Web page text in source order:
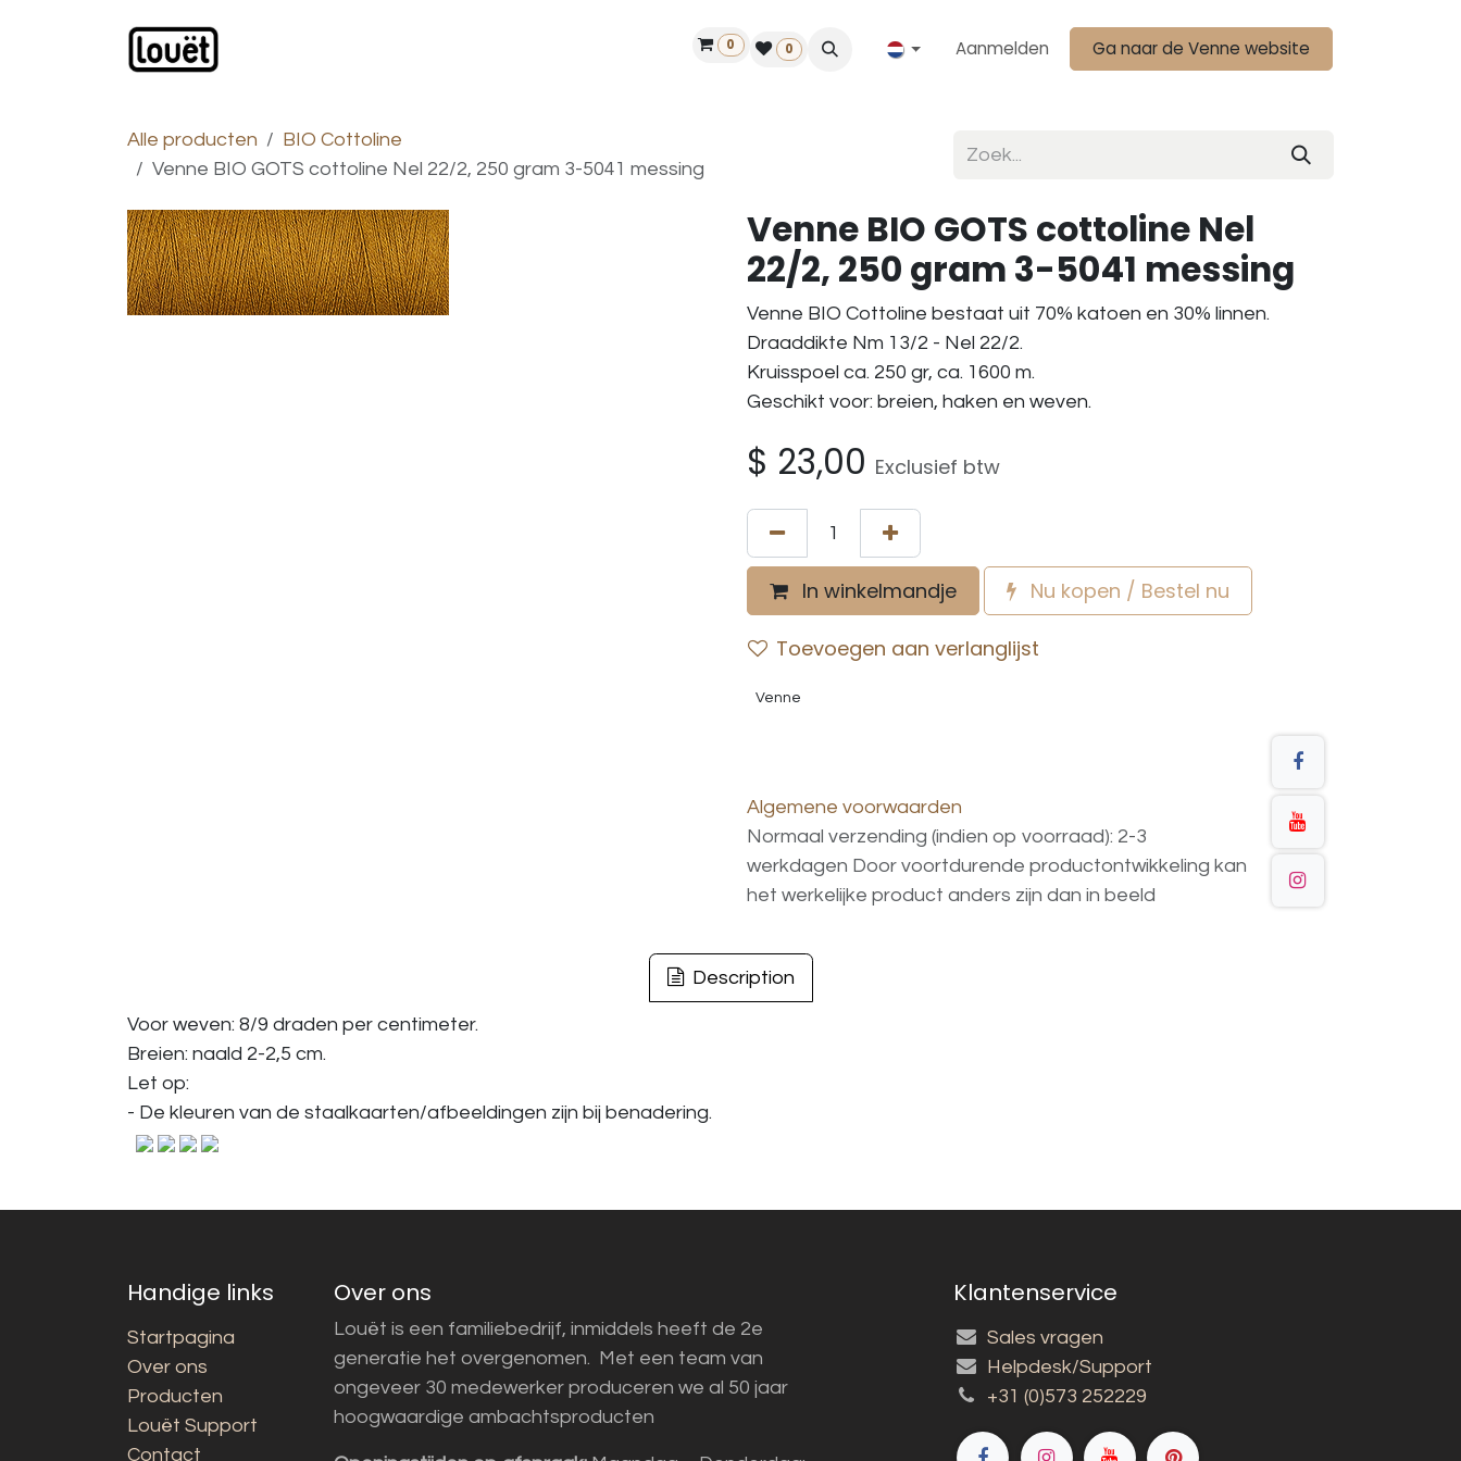
Vind een dealer
0 0 Aanmelden Ga naar de Venne website
Alle producten
BIO Cottoline
Venne BIO GOTS cottoline Nel 22/2, 250 gram 3-5041 messing
Venne BIO GOTS cottoline Nel
22/2, 250 gram 3-5041 messing
Venne BIO Cottoline bestaat uit 70% katoen en 30% linnen.
Draaddikte Nm 13/2 - Nel 22/2.
Kruisspoel ca. 250 gr, ca. 1600 m.
Geschikt voor: breien, haken en weven.
$ 23,00 Exclusief btw
In winkelmandje Nu kopen / Bestel nu
Toevoegen aan verlanglijst
Venne
Algemene voorwaarden
Normaal verzending (indien op voorraad): 2-3
werkdagen Door voortdurende productontwikkeling kan
het werkelijke product anders zijn dan in beeld
Description
Voor weven: 8/9 draden per centimeter.
Breien: naald 2-2,5 cm.
Let op:
- De kleuren van de staalkaarten/afbeeldingen zijn bij benadering.
Handige links
Startpagina
Over ons
Producten
Louët Support
Contact
Over ons
Louët is een familiebedrijf, inmiddels heeft de 2e
generatie het overgenomen. Met een team van
ongeveer 30 medewerker produceren we al 50 jaar
hoogwaardige ambachtsproducten
Klantenservice
Sales vragen
Helpdesk/Support
+31 (0)573 252229